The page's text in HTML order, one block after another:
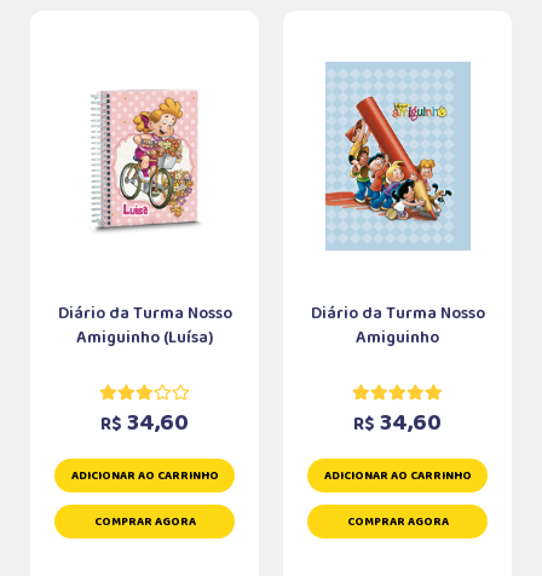
Diário da Turma Nosso
Amiguinho (Luísa)
R$ 34,60
ADICIONAR AO CARRINHO
COMPRAR AGORA
Diário da Turma Nosso
Amiguinho
R$ 34,60
ADICIONAR AO CARRINHO
COMPRAR AGORA